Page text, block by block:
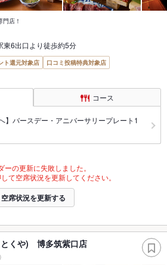
店！
東6出口より徒歩約5分
ト還元対象店
口コミ投稿特典対象店
コース
】バースデー・アニバーサリープレート1
ーの更新に失敗しました。
て空席状況を更新してください。
空席状況を更新する
くや) 博多筑紫口店